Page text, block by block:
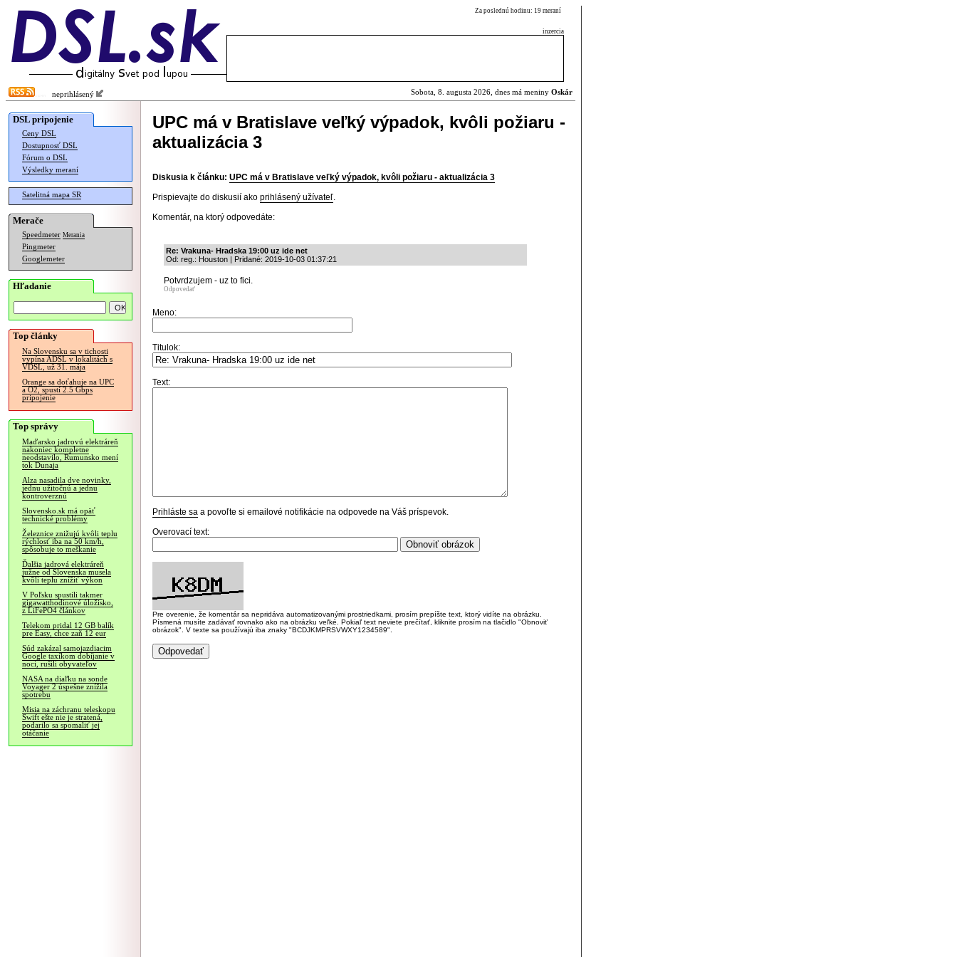
Za poslednú hodinu: 19 meraní
inzercia
neprihlásený Sobota, 8. augusta 2026, dnes má meniny Oskár
DSL pripojenie
Ceny DSL
Dostupnosť DSL
Fórum o DSL
Výsledky meraní
Satelitná mapa SR
Merače
Speedmeter Merania
Pingmeter
Googlemeter
Hľadanie
Top články
Na Slovensku sa v tichosti
vypína ADSL v lokalitách s
VDSL, už 31. mája
Orange sa doťahuje na UPC
a O2, spustí 2.5 Gbps
pripojenie
Top správy
Maďarsko jadrovú elektráreň
nakoniec kompletne
neodstavilo, Rumunsko mení
tok Dunaja
Alza nasadila dve novinky,
jednu užitočnú a jednu
kontroverznú
Slovensko.sk má opäť
technické problémy
Železnice znižujú kvôli teplu
rýchlosť iba na 50 km/h,
spôsobuje to meškanie
Ďalšia jadrová elektráreň
južne od Slovenska musela
kvôli teplu znížiť výkon
V Poľsku spustili takmer
gigawatthodinové úložisko,
z LiFePO4 článkov
Telekom pridal 12 GB balík
pre Easy, chce zaň 12 eur
Súd zakázal samojazdiacim
Google taxíkom dobíjanie v
noci, rušili obyvateľov
NASA na diaľku na sonde
Voyager 2 úspešne znížila
spotrebu
Misia na záchranu teleskopu
Swift ešte nie je stratená,
podarilo sa spomaliť jej
otáčanie
UPC má v Bratislave veľký výpadok, kvôli požiaru -
aktualizácia 3
Diskusia k článku: UPC má v Bratislave veľký výpadok, kvôli požiaru - aktualizácia 3
Prispievajte do diskusií ako prihlásený užívateľ.
Komentár, na ktorý odpovedáte:
Re: Vrakuna- Hradska 19:00 uz ide net
Od: reg.: Houston | Pridané: 2019-10-03 01:37:21
Potvrdzujem - uz to fici.
Odpovedať
Meno:
Titulok:
Text:
Prihláste sa a povoľte si emailové notifikácie na odpovede na Váš príspevok.
Overovací text:
Pre overenie, že komentár sa nepridáva automatizovanými prostriedkami, prosím prepíšte text, ktorý vidíte na obrázku.
Písmená musíte zadávať rovnako ako na obrázku veľké. Pokiaľ text neviete prečítať, kliknite prosím na tlačidlo "Obnoviť
obrázok". V texte sa používajú iba znaky "BCDJKMPRSVWXY1234589".